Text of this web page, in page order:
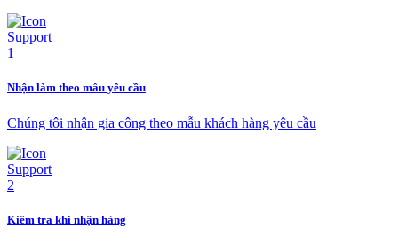
Nhận làm theo mẫu yêu cầu
Chúng tôi nhận gia công theo mẫu khách hàng yêu cầu
Kiểm tra khi nhận hàng